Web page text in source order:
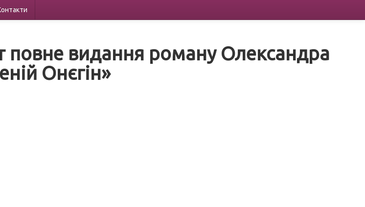
повне видання роману Олександра
Онєгін»